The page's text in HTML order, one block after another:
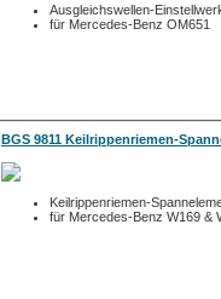
Ausgleichswellen-
für Mercedes-Benz OM651
BGS 9811 Keilrippenriemen-
Keilrippenriemen-
für Mercedes-Benz W169 &